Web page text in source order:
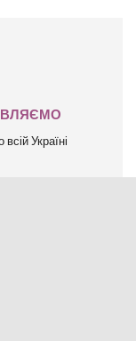
Україні